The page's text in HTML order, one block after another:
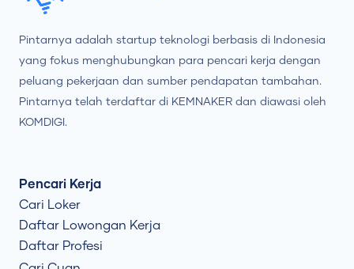
Pintarnya adalah startup teknologi berbasis di Indonesia
yang fokus menghubungkan para pencari kerja dengan
peluang pekerjaan dan sumber pendapatan tambahan.
Pintarnya telah terdaftar di KEMNAKER dan diawasi oleh
KOMDIGI.
Pencari Kerja
Cari Loker
Daftar Lowongan Kerja
Daftar Profesi